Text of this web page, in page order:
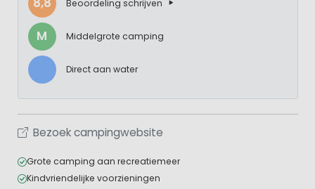
Beoordeling schrijven
M Middelgrote camping
Direct aan water
Bezoek campingwebsite
Grote camping aan recreatiemeer
Kindvriendelijke voorzieningen